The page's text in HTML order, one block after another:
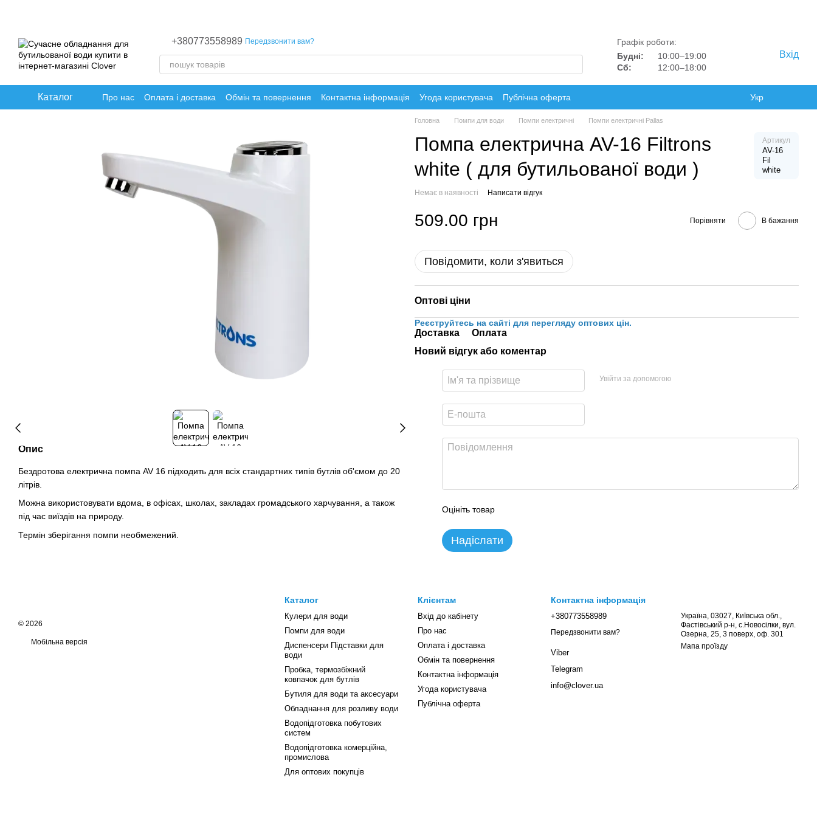
+380773558989 Передзвонити вам?
Графік роботи:
Будні:
10:00–19:00
Сб:
12:00–18:00
Вхід
Каталог Про нас Оплата і доставка Обмін та повернення Контактна інформація Угода користувача Публічна оферта Укр
Опис
Бездротова електрична помпа AV 16 підходить для всіх стандартних типів бутлів об'ємом до 20
літрів.
Можна використовувати вдома, в офісах, школах, закладах громадського харчування, а також
під час виїздів на природу.
Термін зберігання помпи необмежений.
Головна Помпи для води Помпи електричні Помпи електричні Pallas
Помпа електрична AV-16 Filtrons
white ( для бутильованої води )
Артикул
AV-16
Fil
white
Немає в наявності Написати відгук
509.00 грн Порівняти В бажання
Повідомити, коли з'явиться
Оптові ціни
Реєструйтесь на сайті для перегляду оптових цін.
Доставка
Оплата
Новий відгук або коментар
Увійти за допомогою
Оцініть товар
Надіслати
© 2026
Мобільна версія
Каталог
Кулери для води
Помпи для води
Диспенсери Підставки для
води
Пробка, термозбіжний
ковпачок для бутлів
Бутиля для води та аксесуари
Обладнання для розливу води
Водопідготовка побутових
систем
Водопідготовка комерційна,
промислова
Для оптових покупців
Клієнтам
Вхід до кабінету
Про нас
Оплата і доставка
Обмін та повернення
Контактна інформація
Угода користувача
Публічна оферта
Контактна інформація
+380773558989
Передзвонити вам?
Viber
Telegram
info@clover.ua
Україна, 03027, Київська обл.,
Фастівський р-н, с.Новосілки, вул.
Озерна, 25, 3 поверх, оф. 301
Мапа проїзду